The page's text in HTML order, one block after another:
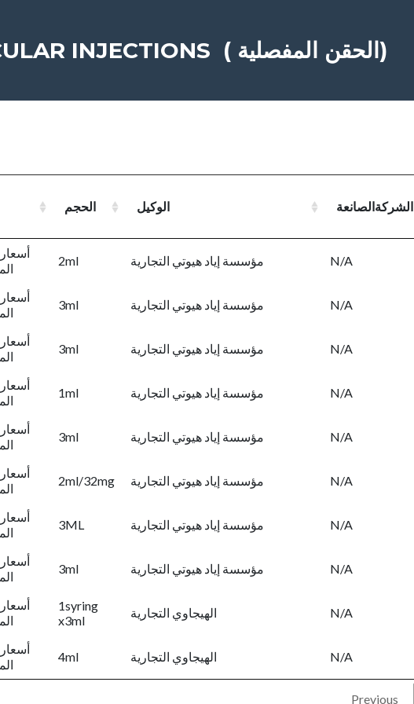
PRICING OF INTRA-ARTICULAR INJECTIONS ( الحقن المفصلية)
الحجم الوكيل الشركةالصانعة
2ml مؤسسة إياد هيوتي التجارية N/A
3ml مؤسسة إياد هيوتي التجارية N/A
3ml مؤسسة إياد هيوتي التجارية N/A
1ml مؤسسة إياد هيوتي التجارية N/A
3ml مؤسسة إياد هيوتي التجارية N/A
2ml/32mg مؤسسة إياد هيوتي التجارية N/A
3ML مؤسسة إياد هيوتي التجارية N/A
3ml مؤسسة إياد هيوتي التجارية N/A
1syring
x3ml
الهيجاوي التجارية N/A
4ml الهيجاوي التجارية N/A
Previous